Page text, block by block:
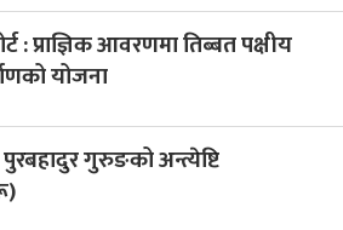
: प्राज्ञिक आवरणमा तिब्बत पक्षीय
योजना
पुरबहादुर गुरुङको अन्त्येष्टि